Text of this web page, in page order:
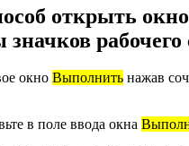
открыть окно
рабочего
окно Выполнить нажав
в поле ввода окна